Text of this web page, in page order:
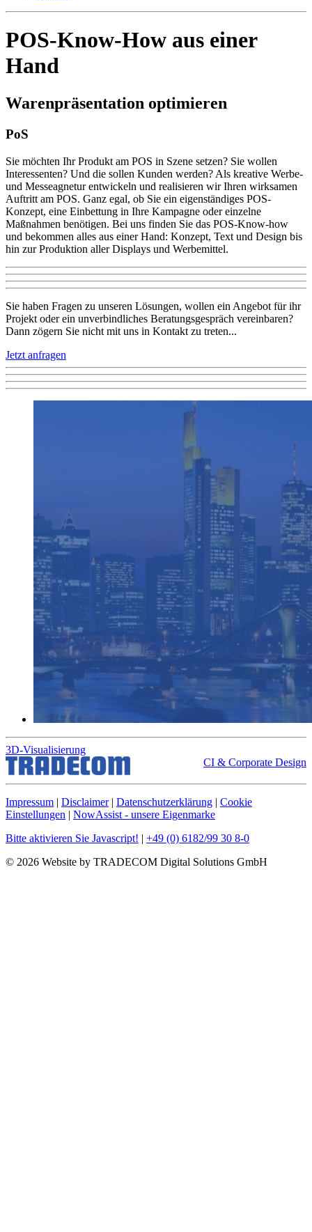
POS-Know-How aus einer
Hand
Warenpräsentation optimieren
PoS
Sie möchten Ihr Produkt am POS in Szene setzen? Sie wollen
Interessenten? Und die sollen Kunden werden? Als kreative Werbe-
und Messeagnetur entwickeln und realisieren wir Ihren wirksamen
Auftritt am POS. Ganz egal, ob Sie ein eigenständiges POS-
Konzept, eine Einbettung in Ihre Kampagne oder einzelne
Maßnahmen benötigen. Bei uns finden Sie das POS-Know-how
und bekommen alles aus einer Hand: Konzept, Text und Design bis
hin zur Produktion aller Displays und Werbemittel.
Sie haben Fragen zu unseren Lösungen, wollen ein Angebot für ihr
Projekt oder ein unverbindliches Beratungsgespräch vereinbaren?
Dann zögern Sie nicht mit uns in Kontakt zu treten...
Jetzt anfragen
3D-Visualisierung
CI & Corporate Design
Impressum | Disclaimer| Datenschutzerklärung | Cookie
Einstellungen | NowAssist - unsere Eigenmarke
Bitte aktivieren Sie Javascript! | +49 (0) 6182/99 30 8-0
© 2026 Website by TRADECOM Digital Solutions GmbH